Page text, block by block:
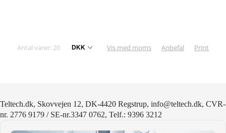
Antal varer: 20 Vis med moms Anbefal Print
Teltech.dk, Skovvejen 12, DK-4420 Regstrup, info@teltech.dk, CVR-
nr. 2776 9179 / SE-nr.3347 0762, Telf.: 9396 3212